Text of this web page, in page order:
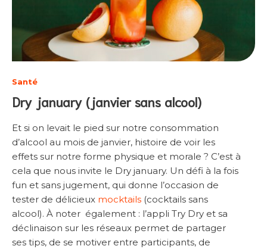
Santé
Dry january (janvier sans alcool)
Et si on levait le pied sur notre consommation
d’alcool au mois de janvier, histoire de voir les
effets sur notre forme physique et morale ? C’est à
cela que nous invite le Dry january. Un défi à la fois
fun et sans jugement, qui donne l’occasion de
tester de délicieux mocktails (cocktails sans
alcool). À noter également : l’appli Try Dry et sa
déclinaison sur les réseaux permet de partager
ses tips, de se motiver entre participants, de